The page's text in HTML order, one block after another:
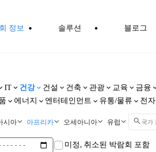
정보 솔루션 블로그
IT 건강 건설 건축 관광 교육 금융
에너지 엔터테인먼트 유통/물류 전자
시아 아프리카 오세아니아 유럽
미정, 취소된 박람회 포함